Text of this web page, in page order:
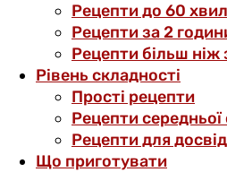
Рецепти до 60
Рецепти за 2
Рецепти більш ніж
Рівень складності
Прості рецепти
Рецепти середньої
Рецепти для
Що приготувати